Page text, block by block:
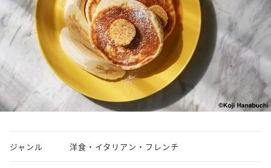
ジャンル 洋食・イタリアン・フレンチ